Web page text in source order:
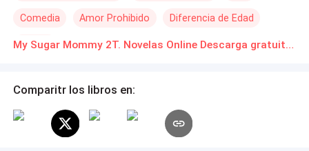
más tiene Angie Arenas es dinero, todos conocen solo
ese lado de ella… prepotente, autoritario y arrogante, ¿y
entrelazara la vida de Samanta Soto y Angie Arenas.
Comedia Amor Prohibido Diferencia de Edad
Pasión My Sugar Mommy 2T. Novelas Online Descarga gratuita de PDF
Comparitr los libros en: